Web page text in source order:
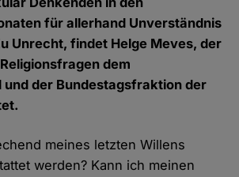
für allerhand Unverständnis
Unrecht, findet Helge Meves, der
dem
und der Bundestagsfraktion der
meines letzten Willens
werden? Kann ich meinen